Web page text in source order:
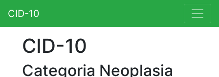
CID-10
CID-10
Categoria Neoplasia